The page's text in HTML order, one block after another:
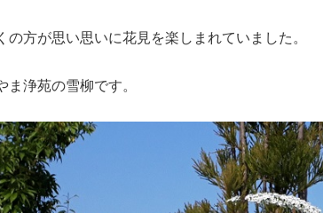
の方が思い思いに花見を楽しまれていました。
ま浄苑の雪柳です。